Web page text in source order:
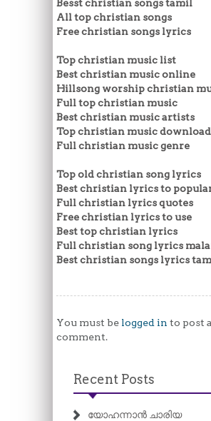
Besst christian songs tamil
All top christian songs
Free christian songs lyrics
Top christian music list
Best christian music online
Hillsong worship christian
Full top christian music
Best christian music artists
Top christian music download
Full christian music genre
Top old christian song lyrics
Best christian lyrics to
Full christian lyrics quotes
Free christian lyrics to use
Best top christian lyrics
Full christian song lyrics
Best christian songs lyrics
You must be logged in to post a
comment.
Recent Posts
യോഹന്നാൻ ചാരിയ